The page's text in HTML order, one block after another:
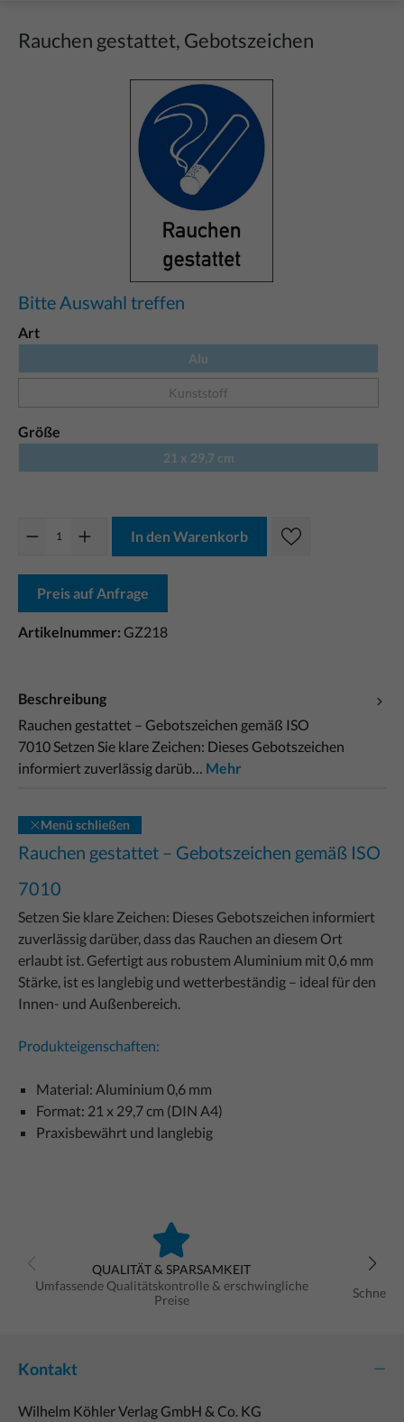
Rauchen gestattet, Gebotszeichen
Bildergalerie überspringen
Bitte Auswahl treffen
Art
Alu
Kunststoff
Größe
21 x 29,7 cm
In den Warenkorb
Preis auf Anfrage
Artikelnummer: GZ218
Beschreibung
Rauchen gestattet – Gebotszeichen gemäß ISO
7010 Setzen Sie klare Zeichen: Dieses Gebotszeichen
informiert zuverlässig darüb… Mehr
Menü schließen
Rauchen gestattet – Gebotszeichen gemäß ISO
7010
Setzen Sie klare Zeichen: Dieses Gebotszeichen informiert
zuverlässig darüber, dass das Rauchen an diesem Ort
erlaubt ist. Gefertigt aus robustem Aluminium mit 0,6 mm
Stärke, ist es langlebig und wetterbeständig – ideal für den
Innen- und Außenbereich.
Produkteigenschaften:
Material: Aluminium 0,6 mm
Format: 21 x 29,7 cm (DIN A4)
Praxisbewährt und langlebig
QUALITÄT & SPARSAMKEIT
Umfassende Qualitätskontrolle & erschwingliche
Preise
Schnelle
Kontakt
Wilhelm Köhler Verlag GmbH & Co. KG